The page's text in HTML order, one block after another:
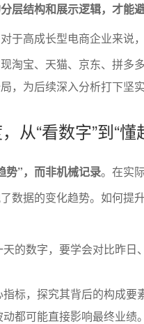
层结构和展示逻辑，才能
于高成长型电商企业来说
淘宝、天猫、京东、拼多
，为后续深入分析打下坚实
从“看数字”到“懂
势”，而非机械记录。在实
数据的变化趋势。如何提
的数字，要学会对比昨日
标，探究其背后的构成
都可能直接影响最终业绩。